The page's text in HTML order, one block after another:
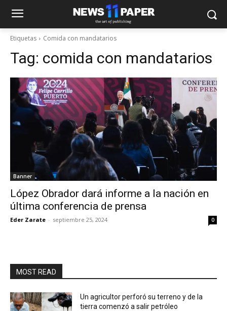
Etiquetas Comida con mandatarios
Tag: comida con mandatarios
Banner
López Obrador dará informe a la nación en
última conferencia de prensa
Eder Zarate - septiembre 25, 2024 0
MOST READ
Un agricultor perforó su terreno y de la
tierra comenzó a salir petróleo